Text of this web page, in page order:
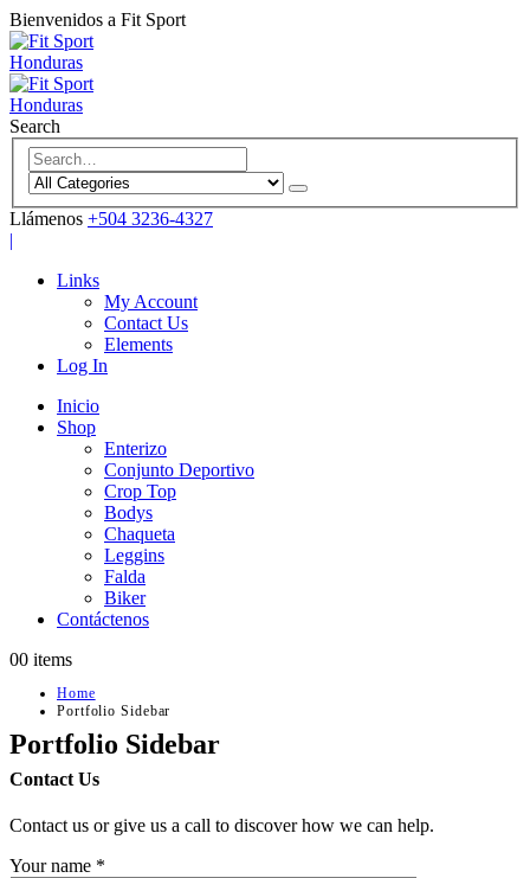
Bienvenidos a Fit Sport
Search
Llámenos +504 3236-4327
|
Links
My Account
Contact Us
Elements
Log In
Inicio
Shop
Enterizo
Conjunto Deportivo
Crop Top
Bodys
Chaqueta
Leggins
Falda
Biker
Contáctenos
00 items
Home
Portfolio Sidebar
Portfolio Sidebar
Contact Us
Contact us or give us a call to discover how we can help.
Your name *